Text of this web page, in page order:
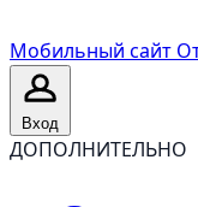
Мобильный сайт
Вход
ДОПОЛНИТЕЛЬНО